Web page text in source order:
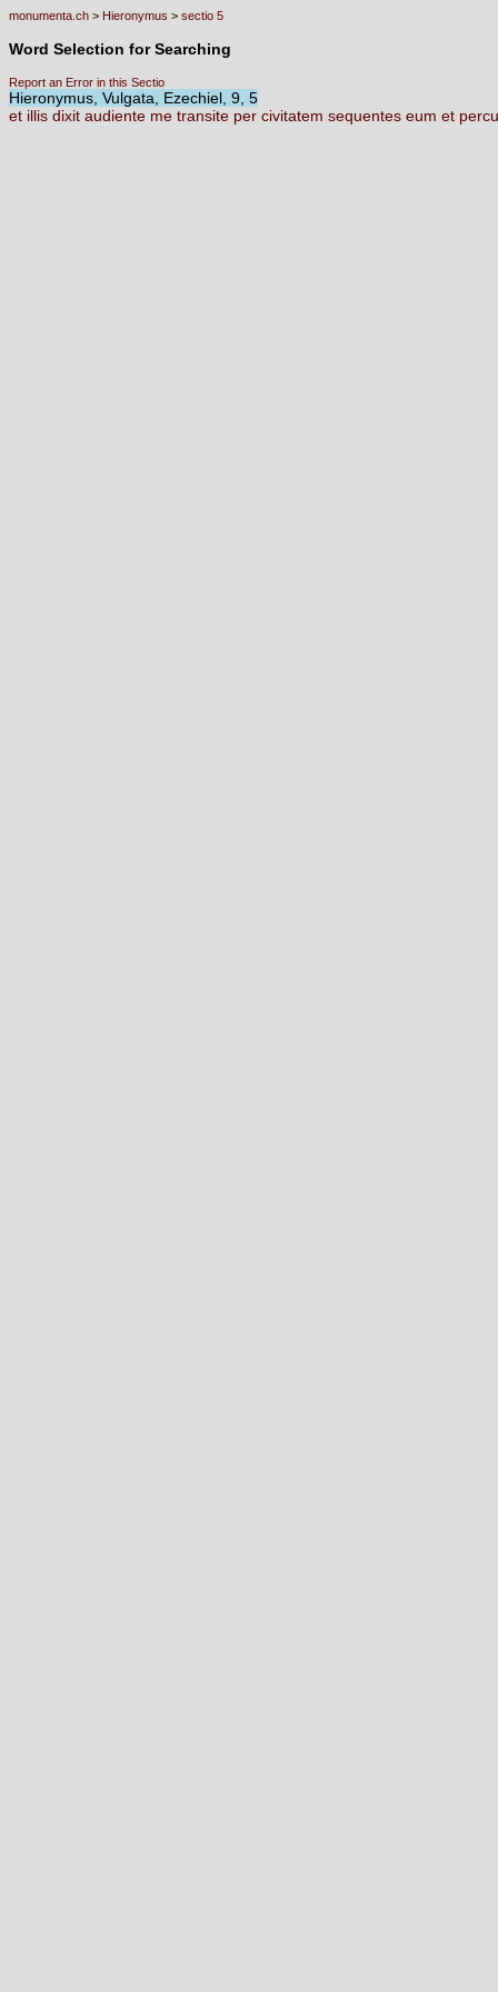
monumenta.ch > Hieronymus > sectio 5
Word Selection for Searching
Report an Error in this Sectio
Hieronymus, Vulgata, Ezechiel, 9, 5
et illis dixit audiente me transite per civitatem sequentes eum et